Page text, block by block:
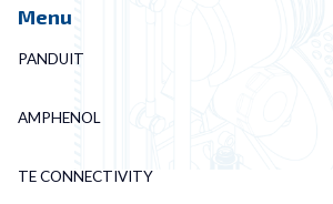
Menu
PANDUIT
AMPHENOL
TE CONNECTIVITY